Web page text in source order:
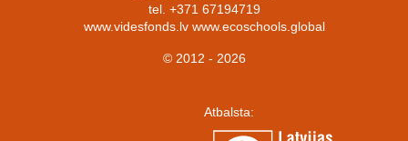
tel. +371 67194719
www.videsfonds.lv www.ecoschools.global
© 2012 - 2026
Atbalsta: